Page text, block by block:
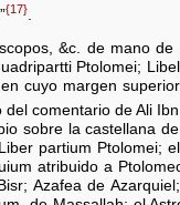
{17}
&c. de mano
Ptolomei;
en cuyo margen
comentario de Ali
sobre la castellana
partium Ptolomei;
atribuido a
Azafea de